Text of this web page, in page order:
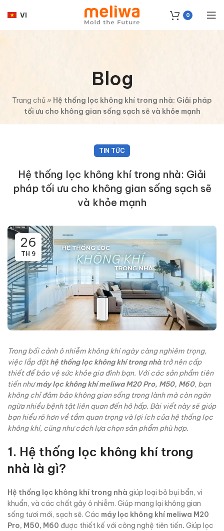
VI 0
Blog
Trang chủ » Hệ thống lọc không khí trong nhà: Giải pháp
tối ưu cho không gian sống sạch sẽ và khỏe mạnh
TIN TỨC
Hệ thống lọc không khí trong nhà: Giải
pháp tối ưu cho không gian sống sạch sẽ
và khỏe mạnh
26
TH 9
Trong bối cảnh ô nhiễm không khí ngày càng nghiêm trọng,
việc lắp đặthệ thống lọc không khí trong nhàtrở nên cấp
thiết để bảo vệ sức khỏe gia đình bạn. Với các sản phẩm tiên
tiến nhưmáy lọc không khí meliwa M20 Pro, M50, M60, bạn
không chỉ đảm bảo không gian sống trong lành mà còn ngăn
ngừa nhiều bệnh tật liên quan đến hô hấp. Bài viết này sẽ giúp
bạn hiểu rõ hơn về tầm quan trọng và lợi ích của hệ thống lọc
không khí, cũng như cách lựa chọn sản phẩm phù hợp.
1. Hệ thống lọc không khí trong
nhà là gì?
Hệ thống lọc không khí trong nhà giúp loại bỏ bụi bẩn, vi
khuẩn, và các chất gây ô nhiễm. Giúp mang lại không gian
sống tươi mới, sạch sẽ. Các máy lọc không khí meliwa M20
Pro, M50, M60 được thiết kế với công nghệ tiên tiến. Giúp lọc